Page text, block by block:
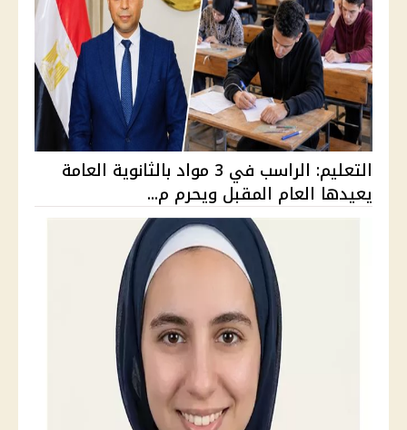
التعليم: الراسب في 3 مواد بالثانوية العامة
يعيدها العام المقبل ويحرم م...